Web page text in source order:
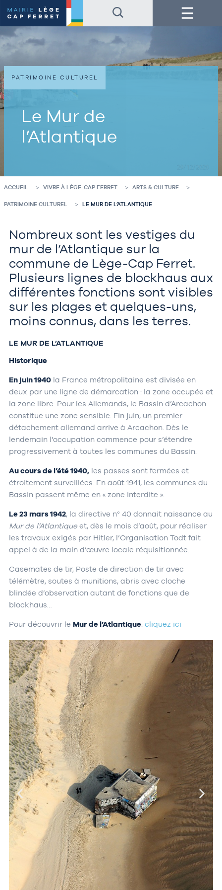
au
contenu
de
la
page
au
pied
de
page
Menu
Le Mur de
l’Atlantique
PATRIMOINE CULTUREL
ACCUEIL VIVRE À LÈGE-CAP FERRET ARTS & CULTURE
PATRIMOINE CULTUREL LE MUR DE L’ATLANTIQUE
Nombreux sont les vestiges du
mur de l’Atlantique sur la
commune de Lège-Cap Ferret.
Plusieurs lignes de blockhaus aux
différentes fonctions sont visibles
sur les plages et quelques-uns,
moins connus, dans les terres.
LE MUR DE L’ATLANTIQUE
Historique
En juin 1940 la France métropolitaine est divisée en
deux par une ligne de démarcation : la zone occupée et
la zone libre. Pour les Allemands, le Bassin d’Arcachon
constitue une zone sensible. Fin juin, un premier
détachement allemand arrive à Arcachon. Dès le
lendemain l’occupation commence pour s’étendre
progressivement à toutes les communes du Bassin.
Au cours de l’été 1940, les passes sont fermées et
étroitement surveillées. En août 1941, les communes du
Bassin passent même en « zone interdite ».
Le 23 mars 1942, la directive n° 40 donnait naissance au
Mur de l’Atlantique et, dès le mois d’août, pour réaliser
les travaux exigés par Hitler, l’Organisation Todt fait
appel à de la main d’œuvre locale réquisitionnée.
Casemates de tir, Poste de direction de tir avec
télémètre, soutes à munitions, abris avec cloche
blindée d’observation autant de fonctions que de
blockhaus…
Pour découvrir le Mur de l’Atlantique: cliquez ici